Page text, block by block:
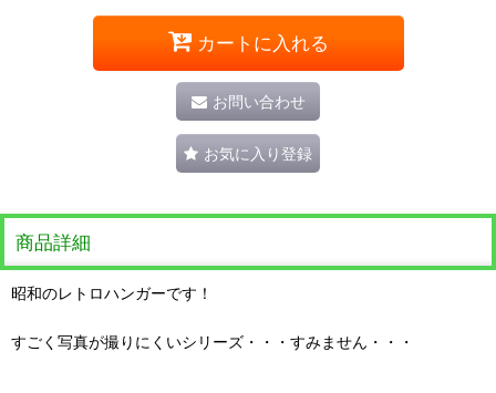
カートに入れる
お問い合わせ
お気に入り登録
商品詳細
昭和のレトロハンガーです！
すごく写真が撮りにくいシリーズ・・・すみません・・・